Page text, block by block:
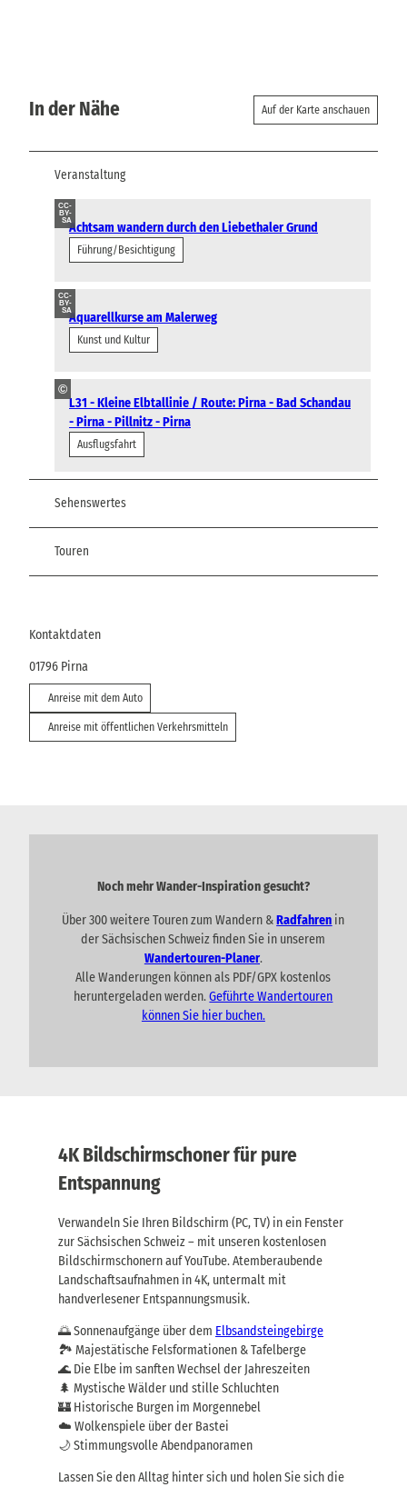
In der Nähe Auf der Karte anschauen
Veranstaltung
CC-
BY-
SAAchtsam wandern durch den Liebethaler Grund
Führung/Besichtigung
CC-
BY-
SAAquarellkurse am Malerweg
Kunst und Kultur
©
L31 - Kleine Elbtallinie / Route: Pirna - Bad Schandau
- Pirna - Pillnitz - Pirna
Ausflugsfahrt
Sehenswertes
Touren
Kontaktdaten
01796 Pirna
Anreise mit dem Auto
Anreise mit öffentlichen Verkehrsmitteln
Noch mehr Wander-Inspiration gesucht?
Über 300 weitere Touren zum Wandern &Radfahren in
der Sächsischen Schweiz finden Sie in unserem
Wandertouren-Planer.
Alle Wanderungen können als PDF/GPX kostenlos
heruntergeladen werden.Geführte Wandertouren
können Sie hier buchen.
4K Bildschirmschoner für pure
Entspannung
Verwandeln Sie Ihren Bildschirm (PC, TV) in ein Fenster
zur Sächsischen Schweiz – mit unseren kostenlosen
Bildschirmschonern auf YouTube. Atemberaubende
Landschaftsaufnahmen in 4K, untermalt mit
handverlesener Entspannungsmusik.
🌅 Sonnenaufgänge über dem Elbsandsteingebirge
🏞️ Majestätische Felsformationen & Tafelberge
🌊 Die Elbe im sanften Wechsel der Jahreszeiten
🌲 Mystische Wälder und stille Schluchten
🏰 Historische Burgen im Morgennebel
☁️ Wolkenspiele über der Bastei
🌙 Stimmungsvolle Abendpanoramen
Lassen Sie den Alltag hinter sich und holen Sie sich die